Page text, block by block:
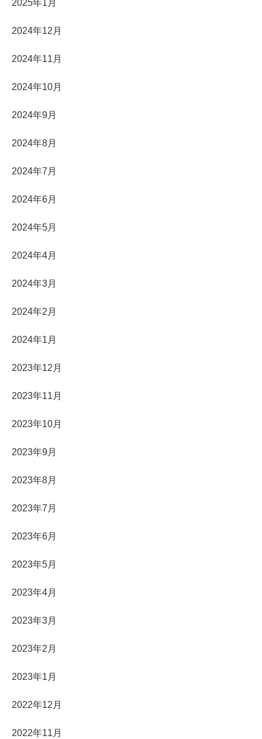
2025年1月
2024年12月
2024年11月
2024年10月
2024年9月
2024年8月
2024年7月
2024年6月
2024年5月
2024年4月
2024年3月
2024年2月
2024年1月
2023年12月
2023年11月
2023年10月
2023年9月
2023年8月
2023年7月
2023年6月
2023年5月
2023年4月
2023年3月
2023年2月
2023年1月
2022年12月
2022年11月